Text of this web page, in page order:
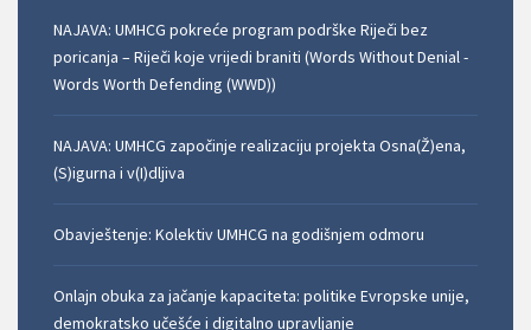
NAJAVA: UMHCG pokreće program podrške Riječi bez
poricanja – Riječi koje vrijedi braniti (Words Without Denial -
Words Worth Defending (WWD))
NAJAVA: UMHCG započinje realizaciju projekta Osna(Ž)ena,
(S)igurna i v(I)dljiva
Obavještenje: Kolektiv UMHCG na godišnjem odmoru
Onlajn obuka za jačanje kapaciteta: politike Evropske unije,
demokratsko učešće i digitalno upravljanje